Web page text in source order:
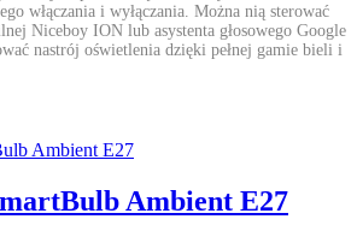
włączania i wyłączania. Można nią sterować
Niceboy ION lub asystenta głosowego Google
nastrój oświetlenia dzięki pełnej gamie bieli i
Ambient E27